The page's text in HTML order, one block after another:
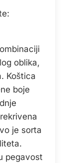
oblika,
Koštica
boje
je sorta
pegavost